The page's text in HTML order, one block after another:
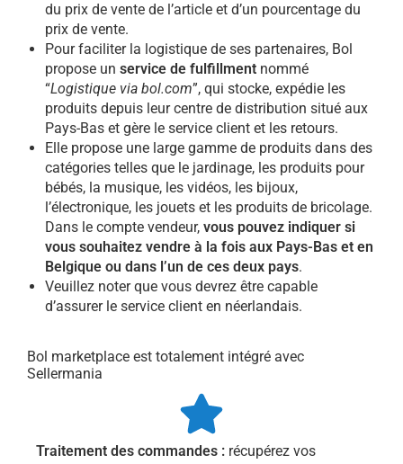
du prix de vente de l’article et d’un pourcentage du
prix de vente.
Pour faciliter la logistique de ses partenaires, Bol
propose un service de fulfillment nommé
“Logistique via bol.com”, qui stocke, expédie les
produits depuis leur centre de distribution situé aux
Pays-Bas et gère le service client et les retours.
Elle propose une large gamme de produits dans des
catégories telles que le jardinage, les produits pour
bébés, la musique, les vidéos, les bijoux,
l’électronique, les jouets et les produits de bricolage.
Dans le compte vendeur, vous pouvez indiquer si
vous souhaitez vendre à la fois aux Pays-Bas et en
Belgique ou dans l’un de ces deux pays.
Veuillez noter que vous devrez être capable
d’assurer le service client en néerlandais.
Bol marketplace est totalement intégré avec
Sellermania
Traitement des commandes : récupérez vos